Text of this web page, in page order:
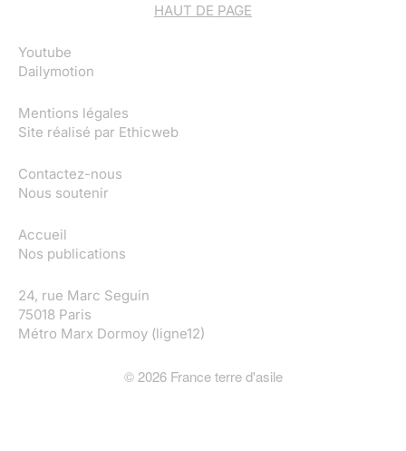
HAUT DE PAGE
Youtube
Dailymotion
Mentions légales
Site réalisé par Ethicweb
Contactez-nous
Nous soutenir
Accueil
Nos publications
24, rue Marc Seguin
75018 Paris
Métro Marx Dormoy (ligne12)
© 2026France terre d'asile